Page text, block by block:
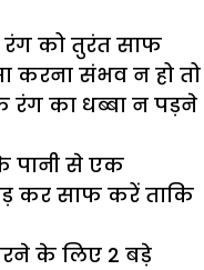
रंग को तुरंत साफ
करना संभव न हो तो
रंग का धब्बा न पड़ने
पानी से एक
कर साफ करें ताकि
के लिए 2 बड़े